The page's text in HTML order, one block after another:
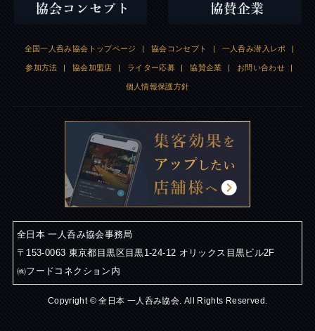
全国一人呑み協会トップページ | 協会コンセプト | 一人呑み潜入レポ |
参加方法 | 協会加盟店 | ライター応募 | 協賛企業 | お問い合わせ |
個人情報保護方針
全日本 一人呑み協会事務局
〒153-0063 東京都目黒区目黒1-24-12 オリックス目黒ビル2F
㈱フードコネクション内
Copyright © 全日本 一人呑み協会. All Rights Reserved.